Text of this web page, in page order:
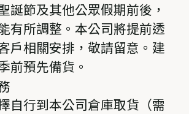
誕節及其他公眾假期前後，
有所調整。本公司將提前透
戶相關安排，敬請留意。建
前預先備貨。
自行到本公司倉庫取貨（需